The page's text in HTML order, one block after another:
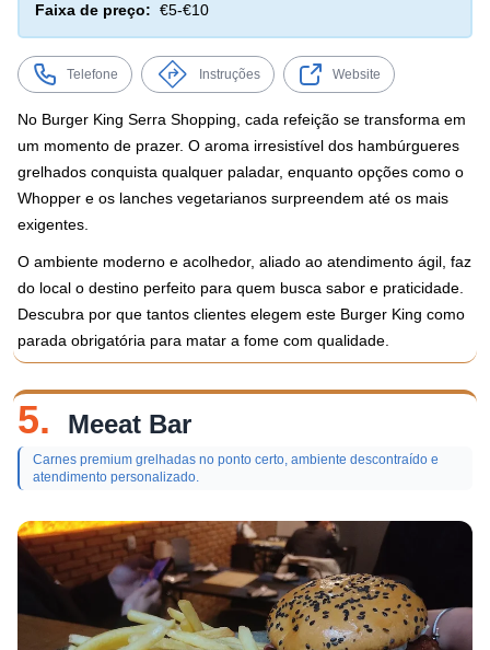
Faixa de preço: €5-€10
Telefone Instruções Website
No Burger King Serra Shopping, cada refeição se transforma em
um momento de prazer. O aroma irresistível dos hambúrgueres
grelhados conquista qualquer paladar, enquanto opções como o
Whopper e os lanches vegetarianos surpreendem até os mais
exigentes.
O ambiente moderno e acolhedor, aliado ao atendimento ágil, faz
do local o destino perfeito para quem busca sabor e praticidade.
Descubra por que tantos clientes elegem este Burger King como
parada obrigatória para matar a fome com qualidade.
5. Meeat Bar
Carnes premium grelhadas no ponto certo, ambiente descontraído e
atendimento personalizado.